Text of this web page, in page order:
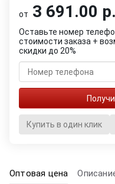
от 3 691.00 р.
Оставьте номер
стоимости заказа +
скидки до 20%
Купить в один клик
Оптовая цена